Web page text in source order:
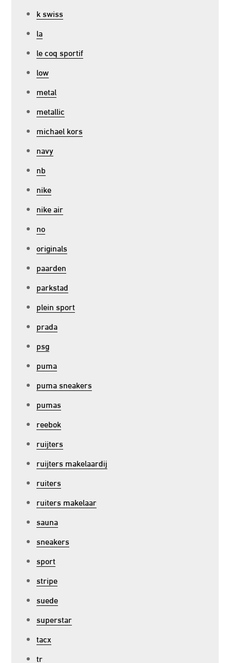
k swiss
la
le coq sportif
low
metal
metallic
michael kors
navy
nb
nike
nike air
no
originals
paarden
parkstad
plein sport
prada
psg
puma
puma sneakers
pumas
reebok
ruijters
ruijters makelaardij
ruiters
ruiters makelaar
sauna
sneakers
sport
stripe
suede
superstar
tacx
tr